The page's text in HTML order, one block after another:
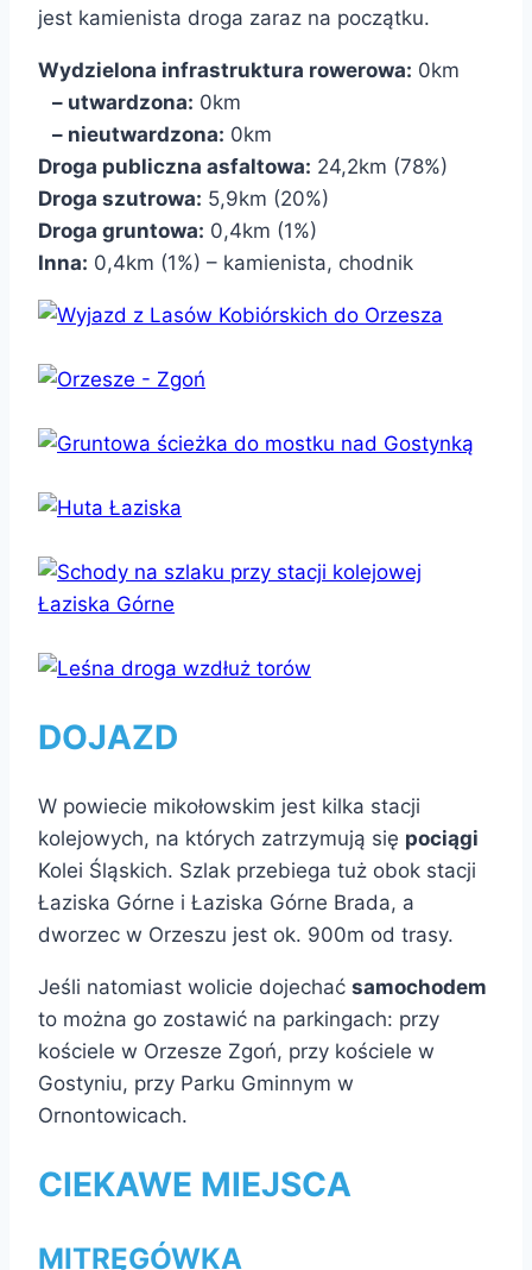
jest kamienista droga zaraz na początku.
Wydzielona infrastruktura rowerowa: 0km
– utwardzona: 0km
– nieutwardzona: 0km
Droga publiczna asfaltowa: 24,2km (78%)
Droga szutrowa: 5,9km (20%)
Droga gruntowa: 0,4km (1%)
Inna: 0,4km (1%) – kamienista, chodnik
DOJAZD
W powiecie mikołowskim jest kilka stacji
kolejowych, na których zatrzymują się pociągi
Kolei Śląskich. Szlak przebiega tuż obok stacji
Łaziska Górne i Łaziska Górne Brada, a
dworzec w Orzeszu jest ok. 900m od trasy.
Jeśli natomiast wolicie dojechać samochodem
to można go zostawić na parkingach: przy
kościele w Orzesze Zgoń, przy kościele w
Gostyniu, przy Parku Gminnym w
Ornontowicach.
CIEKAWE MIEJSCA
MITRĘGÓWKA